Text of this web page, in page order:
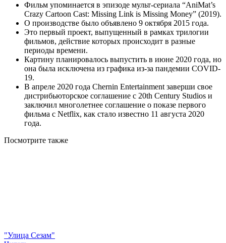
Фильм упоминается в эпизоде мульт-сериала “AniMat’s
Crazy Cartoon Cast: Missing Link is Missing Money” (2019).
О производстве было объявлено 9 октября 2015 года.
Это первый проект, выпущенный в рамках трилогии
фильмов, действие которых происходит в разные
периоды времени.
Картину планировалось выпустить в июне 2020 года, но
она была исключена из графика из-за пандемии COVID-
19.
В апреле 2020 года Chernin Entertainment заверши свое
дистрибьюторское соглашение с 20th Century Studios и
заключил многолетнее соглашение о показе первого
фильма с Netflix, как стало известно 11 августа 2020
года.
Посмотрите также
"Улица Сезам"